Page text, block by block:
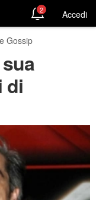
2 Accedi
Gossip
di